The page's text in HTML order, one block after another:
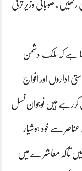
رکھیں ، صوبائی وزیر ترقی
کہا ہے کہ ملک دشمن
اداروں اور افواج
ہیں نوجوان نسل
عناصر سے خود ہوشیار
تاکہ معاشرے میں